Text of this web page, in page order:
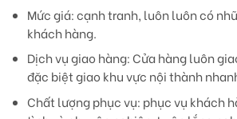
Mức giá:cạnh tranh, luôn luôn có
khách hàng.
Dịch vụ giao hàng: Cửa hàng luôn
đặc biệt giao khu vực nội thành
Chất lượng phục vụ: phục vụ khách